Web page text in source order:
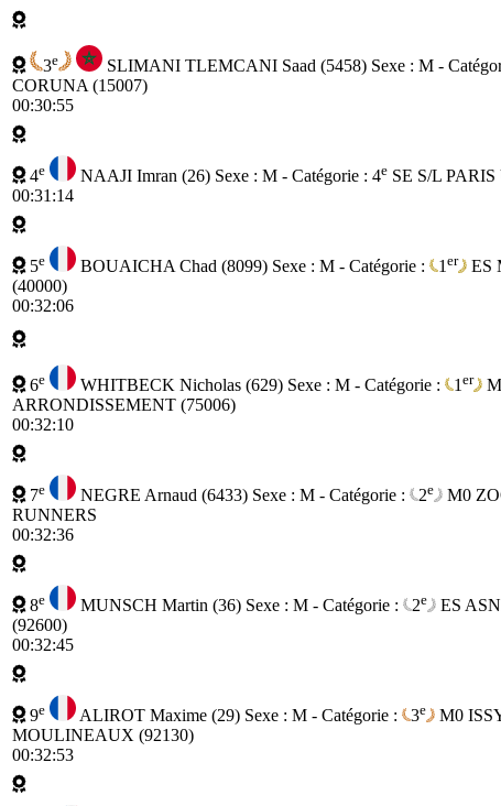
3e SLIMANI TLEMCANI Saad (5458) Sexe : M -
CORUNA (15007)
00:30:55
4e NAAJI Imran (26) Sexe : M - Catégorie : 4e SE S/L PARIS
00:31:14
5e BOUAICHA Chad (8099) Sexe : M - Catégorie : 1 er ES
(40000)
00:32:06
6e WHITBECK Nicholas (629) Sexe : M - Catégorie : 1 er
ARRONDISSEMENT (75006)
00:32:10
7e NEGRE Arnaud (6433) Sexe : M - Catégorie : 2e M0
RUNNERS
00:32:36
8e MUNSCH Martin (36) Sexe : M - Catégorie : 2e ES
(92600)
00:32:45
9e ALIROT Maxime (29) Sexe : M - Catégorie : 3e M0
MOULINEAUX (92130)
00:32:53